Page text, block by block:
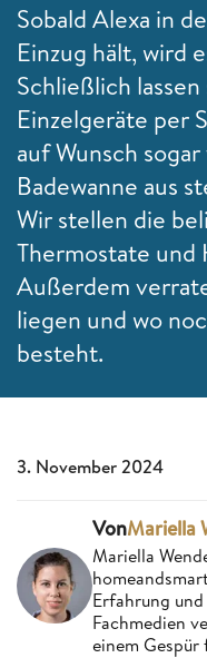
Sobald Alexa in
Einzug hält, wird
Schließlich
Einzelgeräte per
auf Wunsch
Badewanne aus
Wir stellen die
Thermostate und
Außerdem
liegen und wo
besteht.
3. November 2024
VonMariella
Mariella
Erfahrung
Fachmedien
einem Gespür